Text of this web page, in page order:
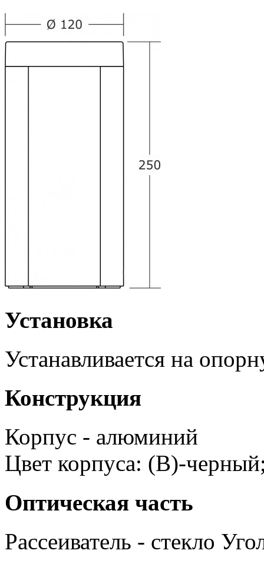
Установка
Устанавливается на
Конструкция
Корпус - алюминий
Цвет корпуса: (B)-
Оптическая часть
Рассеиватель - стекло